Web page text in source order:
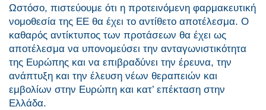
Ωστόσο, πιστεύουμε ότι η προτεινόμενη φαρμακευτική
νομοθεσία της ΕΕ θα έχει το αντίθετο αποτέλεσμα. Ο
καθαρός αντίκτυπος των προτάσεων θα έχει ως
αποτέλεσμα να υπονομεύσει την ανταγωνιστικότητα
της Ευρώπης και να επιβραδύνει την έρευνα, την
ανάπτυξη και την έλευση νέων θεραπειών και
εμβολίων στην Ευρώπη και κατ’ επέκταση στην
Ελλάδα.